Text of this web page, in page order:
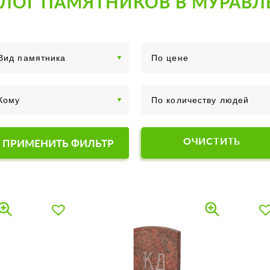
ПРИМЕНИТЬ ФИЛЬТР ОЧИСТИТЬ